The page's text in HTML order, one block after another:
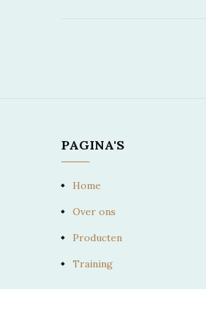
PAGINA'S
Home
Over ons
Producten
Training